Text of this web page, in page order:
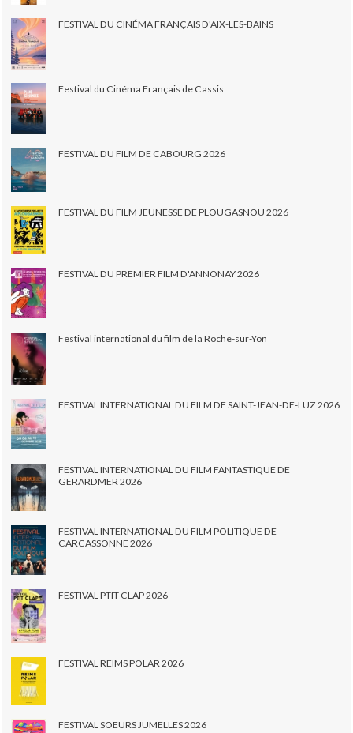
FESTIVAL DU CINÉMA FRANÇAIS D'AIX-LES-BAINS
Festival du Cinéma Français de Cassis
FESTIVAL DU FILM DE CABOURG 2026
FESTIVAL DU FILM JEUNESSE DE PLOUGASNOU 2026
FESTIVAL DU PREMIER FILM D'ANNONAY 2026
Festival international du film de la Roche-sur-Yon
FESTIVAL INTERNATIONAL DU FILM DE SAINT-JEAN-DE-LUZ 2026
FESTIVAL INTERNATIONAL DU FILM FANTASTIQUE DE
GERARDMER 2026
FESTIVAL INTERNATIONAL DU FILM POLITIQUE DE
CARCASSONNE 2026
FESTIVAL PTIT CLAP 2026
FESTIVAL REIMS POLAR 2026
FESTIVAL SOEURS JUMELLES 2026